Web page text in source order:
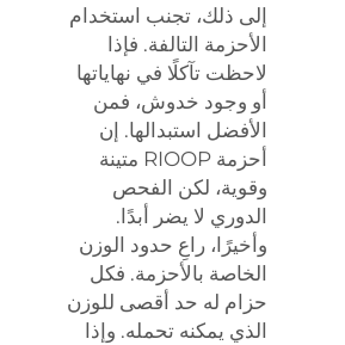
إلى ذلك، تجنب استخدام
الأحزمة التالفة. فإذا
لاحظت تآكلًا في نهاياتها
أو وجود خدوش، فمن
الأفضل استبدالها. إن
أحزمة RIOOP متينة
وقوية، لكن الفحص
الدوري لا يضر أبدًا.
وأخيرًا، راعِ حدود الوزن
الخاصة بالأحزمة. فكل
حزام له حد أقصى للوزن
الذي يمكنه تحمله. وإذا